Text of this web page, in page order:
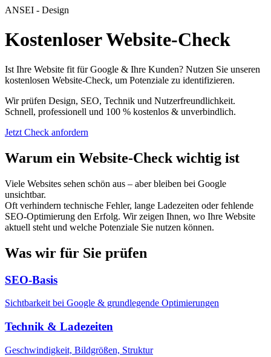
ANSEI - Design
Kostenloser Website-Check
Ist Ihre Website fit für Google & Ihre Kunden? Nutzen Sie unseren
kostenlosen Website-Check, um Potenziale zu identifizieren.
Wir prüfen Design, SEO, Technik und Nutzerfreundlichkeit.
Schnell, professionell und 100 % kostenlos & unverbindlich.
Jetzt Check anfordern
Warum ein Website-Check wichtig ist
Viele Websites sehen schön aus – aber bleiben bei Google
unsichtbar.
Oft verhindern technische Fehler, lange Ladezeiten oder fehlende
SEO-Optimierung den Erfolg. Wir zeigen Ihnen, wo Ihre Website
aktuell steht und welche Potenziale Sie nutzen können.
Was wir für Sie prüfen
SEO-Basis
Sichtbarkeit bei Google & grundlegende Optimierungen
Technik & Ladezeiten
Geschwindigkeit, Bildgrößen, Struktur